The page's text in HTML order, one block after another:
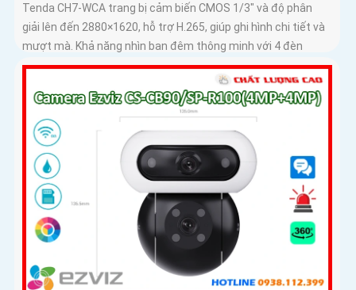
Tenda CH7-WCA trang bị cảm biến CMOS 1/3" và độ phân
giải lên đến 2880×1620, hỗ trợ H.265, giúp ghi hình chi tiết và
mượt mà. Khả năng nhìn ban đêm thông minh với 4 đèn
hồng...